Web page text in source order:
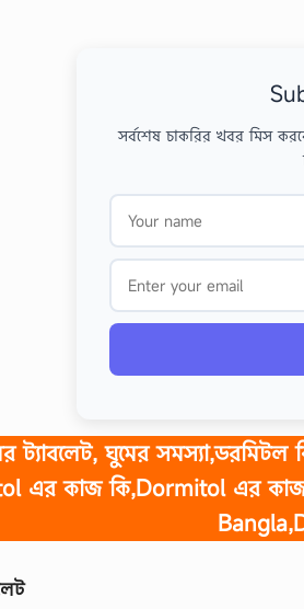
সর্বশেষ চাকরির খবর মিস
ট্যাবলেট, ঘুমের সমস্যা,ডরমিটল
এর কাজ কি,Dormitol এর